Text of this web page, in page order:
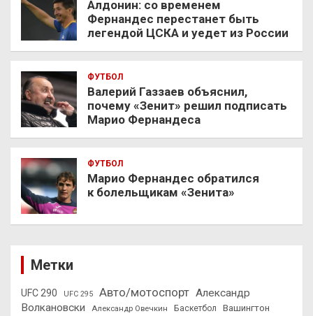
Алдонин: со временем
Фернандес перестанет быть
легендой ЦСКА и уедет из России
ФУТБОЛ
Валерий Газзаев объяснил,
почему «Зенит» решил подписать
Марио Фернандеса
ФУТБОЛ
Марио Фернандес обратился
к болельщикам «Зенита»
Метки
UFC 290 UFC 295 Авто/мотоспорт Александр
Волкановски
Александр Овечкин Баскетбол
Вашингтон